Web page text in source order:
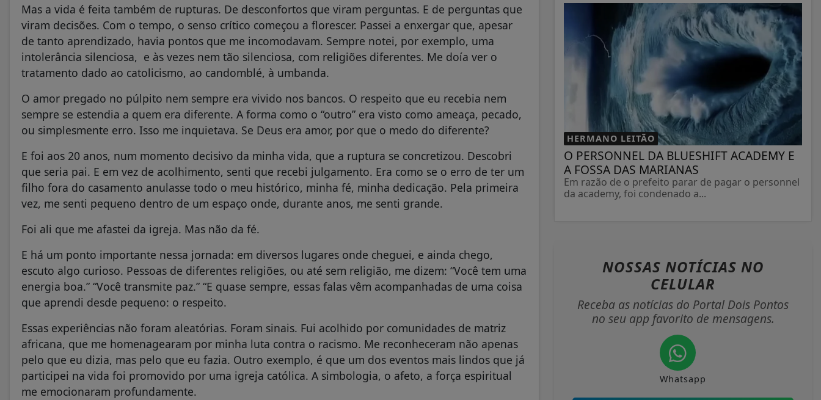
Mas a vida é feita também de rupturas. De desconfortos que viram perguntas. E de perguntas que
viram decisões. Com o tempo, o senso crítico começou a florescer. Passei a enxergar que, apesar
de tanto aprendizado, havia pontos que me incomodavam. Sempre notei, por exemplo, uma
intolerância silenciosa, e às vezes nem tão silenciosa, com religiões diferentes. Me doía ver o
tratamento dado ao catolicismo, ao candomblé, à umbanda.
O amor pregado no púlpito nem sempre era vivido nos bancos. O respeito que eu recebia nem
sempre se estendia a quem era diferente. A forma como o “outro” era visto como ameaça, pecado,
ou simplesmente erro. Isso me inquietava. Se Deus era amor, por que o medo do diferente?
E foi aos 20 anos, num momento decisivo da minha vida, que a ruptura se concretizou. Descobri
que seria pai. E em vez de acolhimento, senti que recebi julgamento. Era como se o erro de ter um
filho fora do casamento anulasse todo o meu histórico, minha fé, minha dedicação. Pela primeira
vez, me senti pequeno dentro de um espaço onde, durante anos, me senti grande.
Foi ali que me afastei da igreja. Mas não da fé.
E há um ponto importante nessa jornada: em diversos lugares onde cheguei, e ainda chego,
escuto algo curioso. Pessoas de diferentes religiões, ou até sem religião, me dizem: “Você tem uma
energia boa.” “Você transmite paz.” “E quase sempre, essas falas vêm acompanhadas de uma coisa
que aprendi desde pequeno: o respeito.
Essas experiências não foram aleatórias. Foram sinais. Fui acolhido por comunidades de matriz
africana, que me homenagearam por minha luta contra o racismo. Me reconheceram não apenas
pelo que eu dizia, mas pelo que eu fazia. Outro exemplo, é que um dos eventos mais lindos que já
participei na vida foi promovido por uma igreja católica. A simbologia, o afeto, a força espiritual
me emocionaram profundamente.
HERMANO LEITÃO
O PERSONNEL DA BLUESHIFT ACADEMY E
A FOSSA DAS MARIANAS
Em razão de o prefeito parar de pagar o personnel
da academy, foi condenado a...
NOSSAS NOTÍCIAS NO
CELULAR
Receba as notícias do Portal Dois Pontos
no seu app favorito de mensagens.
Whatsapp